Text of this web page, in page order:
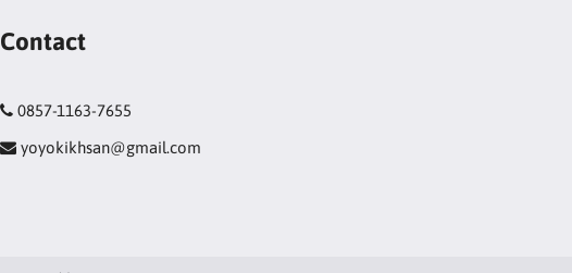
Contact
0857-1163-7655
yoyokikhsan@gmail.com